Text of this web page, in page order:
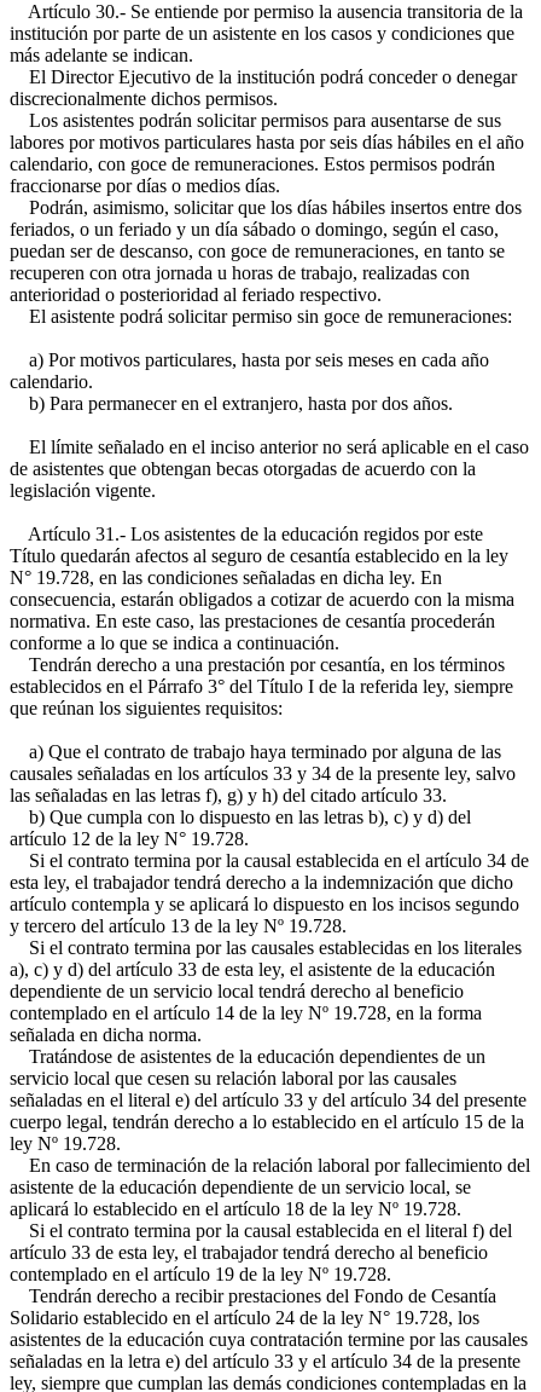
Artículo 30.- Se entiende por permiso la ausencia transitoria de la
institución por parte de un asistente en los casos y condiciones que
más adelante se indican.
El Director Ejecutivo de la institución podrá conceder o denegar
discrecionalmente dichos permisos.
Los asistentes podrán solicitar permisos para ausentarse de sus
labores por motivos particulares hasta por seis días hábiles en el año
calendario, con goce de remuneraciones. Estos permisos podrán
fraccionarse por días o medios días.
Podrán, asimismo, solicitar que los días hábiles insertos entre dos
feriados, o un feriado y un día sábado o domingo, según el caso,
puedan ser de descanso, con goce de remuneraciones, en tanto se
recuperen con otra jornada u horas de trabajo, realizadas con
anterioridad o posterioridad al feriado respectivo.
El asistente podrá solicitar permiso sin goce de remuneraciones:
a) Por motivos particulares, hasta por seis meses en cada año
calendario.
b) Para permanecer en el extranjero, hasta por dos años.
El límite señalado en el inciso anterior no será aplicable en el caso
de asistentes que obtengan becas otorgadas de acuerdo con la
legislación vigente.
Artículo 31.- Los asistentes de la educación regidos por este
Título quedarán afectos al seguro de cesantía establecido en la ley
N° 19.728, en las condiciones señaladas en dicha ley. En
consecuencia, estarán obligados a cotizar de acuerdo con la misma
normativa. En este caso, las prestaciones de cesantía procederán
conforme a lo que se indica a continuación.
Tendrán derecho a una prestación por cesantía, en los términos
establecidos en el Párrafo 3° del Título I de la referida ley, siempre
que reúnan los siguientes requisitos:
a) Que el contrato de trabajo haya terminado por alguna de las
causales señaladas en los artículos 33 y 34 de la presente ley, salvo
las señaladas en las letras f), g) y h) del citado artículo 33.
b) Que cumpla con lo dispuesto en las letras b), c) y d) del
artículo 12 de la ley N° 19.728.
Si el contrato termina por la causal establecida en el artículo 34 de
esta ley, el trabajador tendrá derecho a la indemnización que dicho
artículo contempla y se aplicará lo dispuesto en los incisos segundo
y tercero del artículo 13 de la ley Nº 19.728.
Si el contrato termina por las causales establecidas en los literales
a), c) y d) del artículo 33 de esta ley, el asistente de la educación
dependiente de un servicio local tendrá derecho al beneficio
contemplado en el artículo 14 de la ley Nº 19.728, en la forma
señalada en dicha norma.
Tratándose de asistentes de la educación dependientes de un
servicio local que cesen su relación laboral por las causales
señaladas en el literal e) del artículo 33 y del artículo 34 del presente
cuerpo legal, tendrán derecho a lo establecido en el artículo 15 de la
ley Nº 19.728.
En caso de terminación de la relación laboral por fallecimiento del
asistente de la educación dependiente de un servicio local, se
aplicará lo establecido en el artículo 18 de la ley Nº 19.728.
Si el contrato termina por la causal establecida en el literal f) del
artículo 33 de esta ley, el trabajador tendrá derecho al beneficio
contemplado en el artículo 19 de la ley Nº 19.728.
Tendrán derecho a recibir prestaciones del Fondo de Cesantía
Solidario establecido en el artículo 24 de la ley N° 19.728, los
asistentes de la educación cuya contratación termine por las causales
señaladas en la letra e) del artículo 33 y el artículo 34 de la presente
ley, siempre que cumplan las demás condiciones contempladas en la